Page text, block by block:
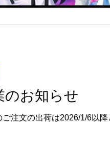
のお知らせ
注文の出荷は2026/1/6以降